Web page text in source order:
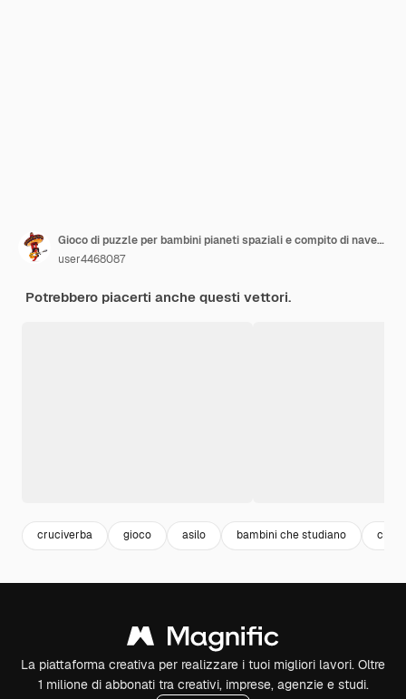
Gioco di puzzle per bambini pianeti spaziali e compito di navette
user4468087
Potrebbero piacerti anche questi vettori.
cruciverba gioco asilo bambini che studiano child
La piattaforma creativa per realizzare i tuoi migliori lavori. Oltre
1 milione di abbonati tra creativi, imprese, agenzie e studi.